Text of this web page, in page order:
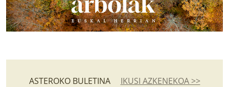
ASTEROKO BULETINA IKUSI AZKENEKOA >>